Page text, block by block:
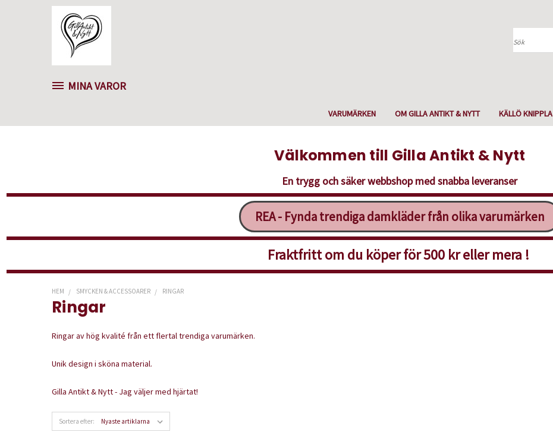
Sök
MINA VAROR
VARUMÄRKEN OM GILLA ANTIKT & NYTT KÄLLÖ KNIPPLA
Välkommen till Gilla Antikt & Nytt
En trygg och säker webbshop med snabba leveranser
REA - Fynda trendiga damkläder från olika varumärken
Fraktfritt om du köper för 500 kr eller mera !
HEM SMYCKEN & ACCESSOARER RINGAR
Ringar
Ringar av hög kvalité från ett flertal trendiga varumärken.
Unik design i sköna material.
Gilla Antikt & Nytt - Jag väljer med hjärtat!
Sortera efter: